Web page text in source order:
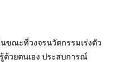
ขณะที่วงจรนวัตกรรมเร่งตัว
วยตนเอง ประสบการณ์